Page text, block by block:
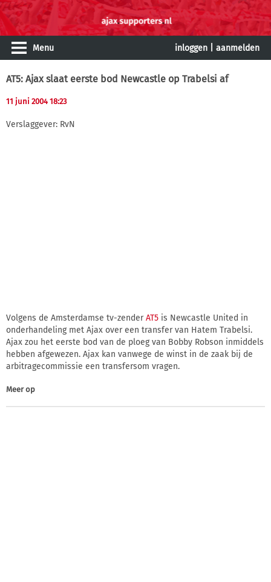
Menu inloggen aanmelden
AT5: Ajax slaat eerste bod Newcastle op Trabelsi af
11 juni 2004 18:23
Verslaggever: RvN
Volgens de Amsterdamse tv-zenderAT5 is Newcastle United in
onderhandeling met Ajax over een transfer van Hatem Trabelsi.
Ajax zou het eerste bod van de ploeg van Bobby Robson inmiddels
hebben afgewezen. Ajax kan vanwege de winst in de zaak bij de
arbitragecommissie een transfersom vragen.
Meer op